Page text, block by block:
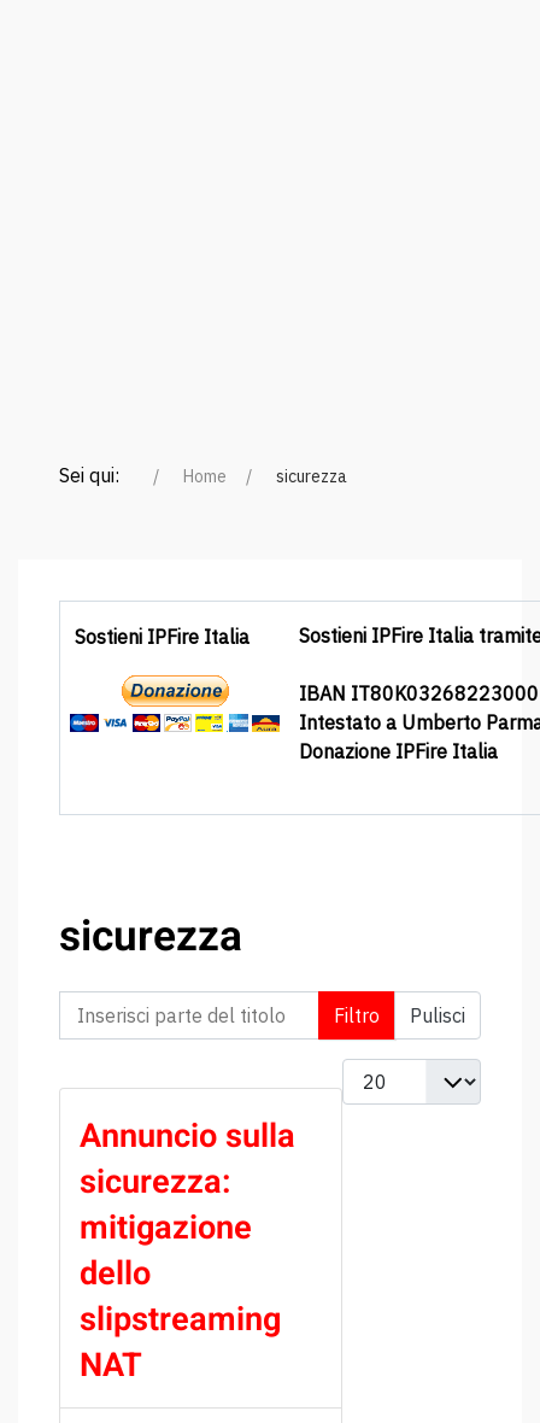
Sei qui: Home sicurezza
Sostieni IPFire Italia Sostieni IPFire Italia
IBAN
Intestato a Umberto
Donazione IPFire Italia
sicurezza
Inserisci parte del titolo Filtro Pulisci
Visualizza #
Annuncio sulla
sicurezza:
mitigazione
dello
slipstreaming
NAT